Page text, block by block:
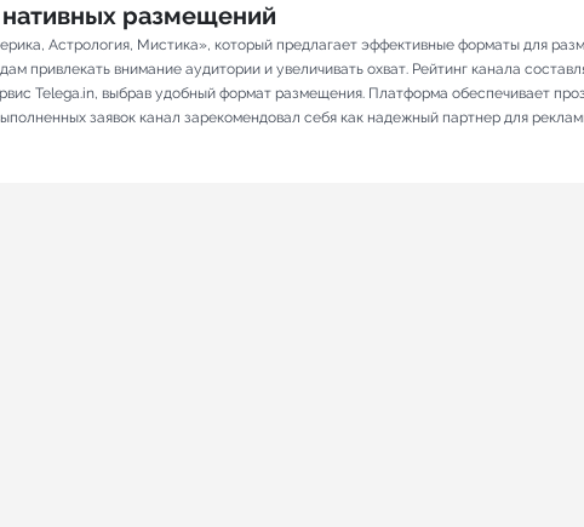
нативных размещений
Астрология, Мистика», который предлагает эффективные форматы для
привлекать внимание аудитории и увеличивать охват. Рейтинг канала
Telega.in, выбрав удобный формат размещения. Платформа обеспечивает
заявок канал зарекомендовал себя как надежный партнер для